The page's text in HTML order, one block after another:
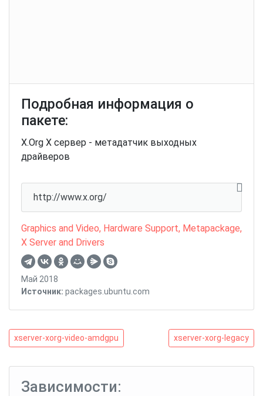
Подробная информация о
пакете:
X.Org X сервер - метадатчик выходных
драйверов
http://www.x.org/
Graphics and Video, Hardware Support, Metapackage,
X Server and Drivers
Май 2018
Источник: packages.ubuntu.com
Навигация
записям
xserver-
xorg-
video-
xserver-xorg-video-amdgpu
xserver-
xorg-
legacy
xserver-xorg-legacy
Зависимости: